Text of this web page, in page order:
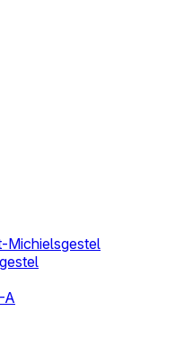
Michielsgestel
A